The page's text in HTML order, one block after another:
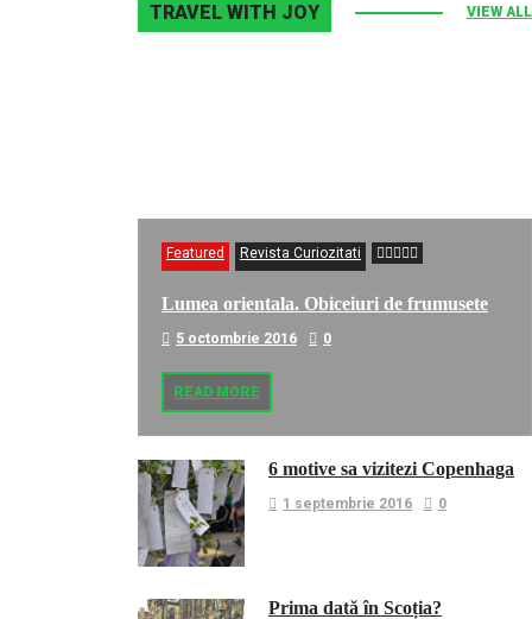
TRAVEL WITH JOY VIEW ALL
Featured Revista Curiozitati
Lumea orientala. Obiceiuri de frumusete
5 octombrie 2016 0
READ MORE
6 motive sa vizitezi Copenhaga
1 septembrie 2016 0
Prima dată în Scoția?